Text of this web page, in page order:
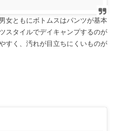
女ともにボトムスはパンツが基本
スタイルでデイキャンプするのが
すく、汚れが目立ちにくいものが